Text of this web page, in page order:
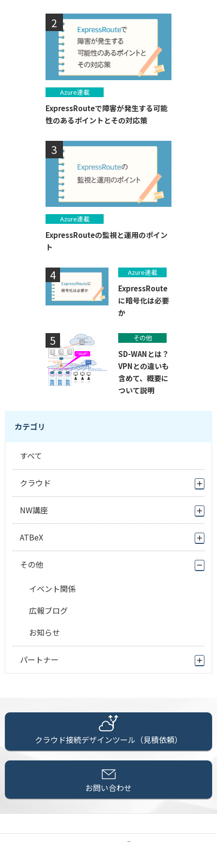
Azure連載
ExpressRouteで障害が発生する可能
性のあるポイントとその対応策
Azure連載
ExpressRouteの監視と運用のポイン
ト
Azure連載
ExpressRoute
に暗号化は必要
か
その他
SD-WANとは？
VPNとの違いも
含めて、概要に
ついて説明
カテゴリ
すべて
クラウド
NW講座
ATBeX
その他
イベント関係
広報ブログ
お知らせ
パートナー
クラウド接続デザインツール（見積依頼）
お問い合わせ